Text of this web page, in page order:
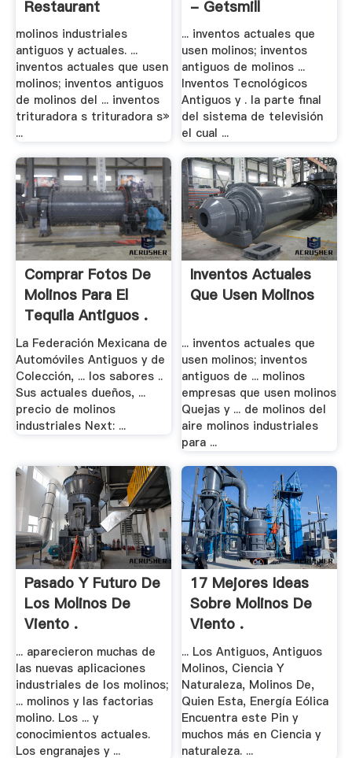
Restaurant
molinos industriales
antiguos y actuales. ...
inventos actuales que usen
molinos; inventos antiguos
de molinos del ... inventos
trituradora s trituradora s»
...
- Getsmill
... inventos actuales que
usen molinos; inventos
antiguos de molinos ...
Inventos Tecnológicos
Antiguos y . la parte final
del sistema de televisión
el cual ...
Comprar Fotos De
Molinos Para El
Tequila Antiguos .
La Federación Mexicana de
Automóviles Antiguos y de
Colección, ... los sabores ..
Sus actuales dueños, ...
precio de molinos
industriales Next: ...
Inventos Actuales
Que Usen Molinos
... inventos actuales que
usen molinos; inventos
antiguos de ... molinos
empresas que usen molinos
Quejas y ... de molinos del
aire molinos industriales
para ...
Pasado Y Futuro De
Los Molinos De
Viento .
... aparecieron muchas de
las nuevas aplicaciones
industriales de los molinos;
... molinos y las factorias
molino. Los ... y
conocimientos actuales.
Los engranajes y ...
17 Mejores Ideas
Sobre Molinos De
Viento .
... Los Antiguos, Antiguos
Molinos, Ciencia Y
Naturaleza, Molinos De,
Quien Esta, Energía Eólica
Encuentra este Pin y
muchos más en Ciencia y
naturaleza. ...